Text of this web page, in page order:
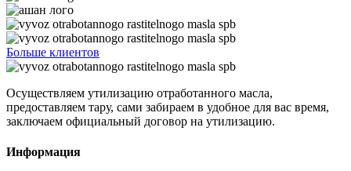
Больше клиентов
Осуществляем утилизацию отработанного масла,
предоставляем тару, сами забираем в удобное для вас время,
заключаем официальный договор на утилизацию.
Информация